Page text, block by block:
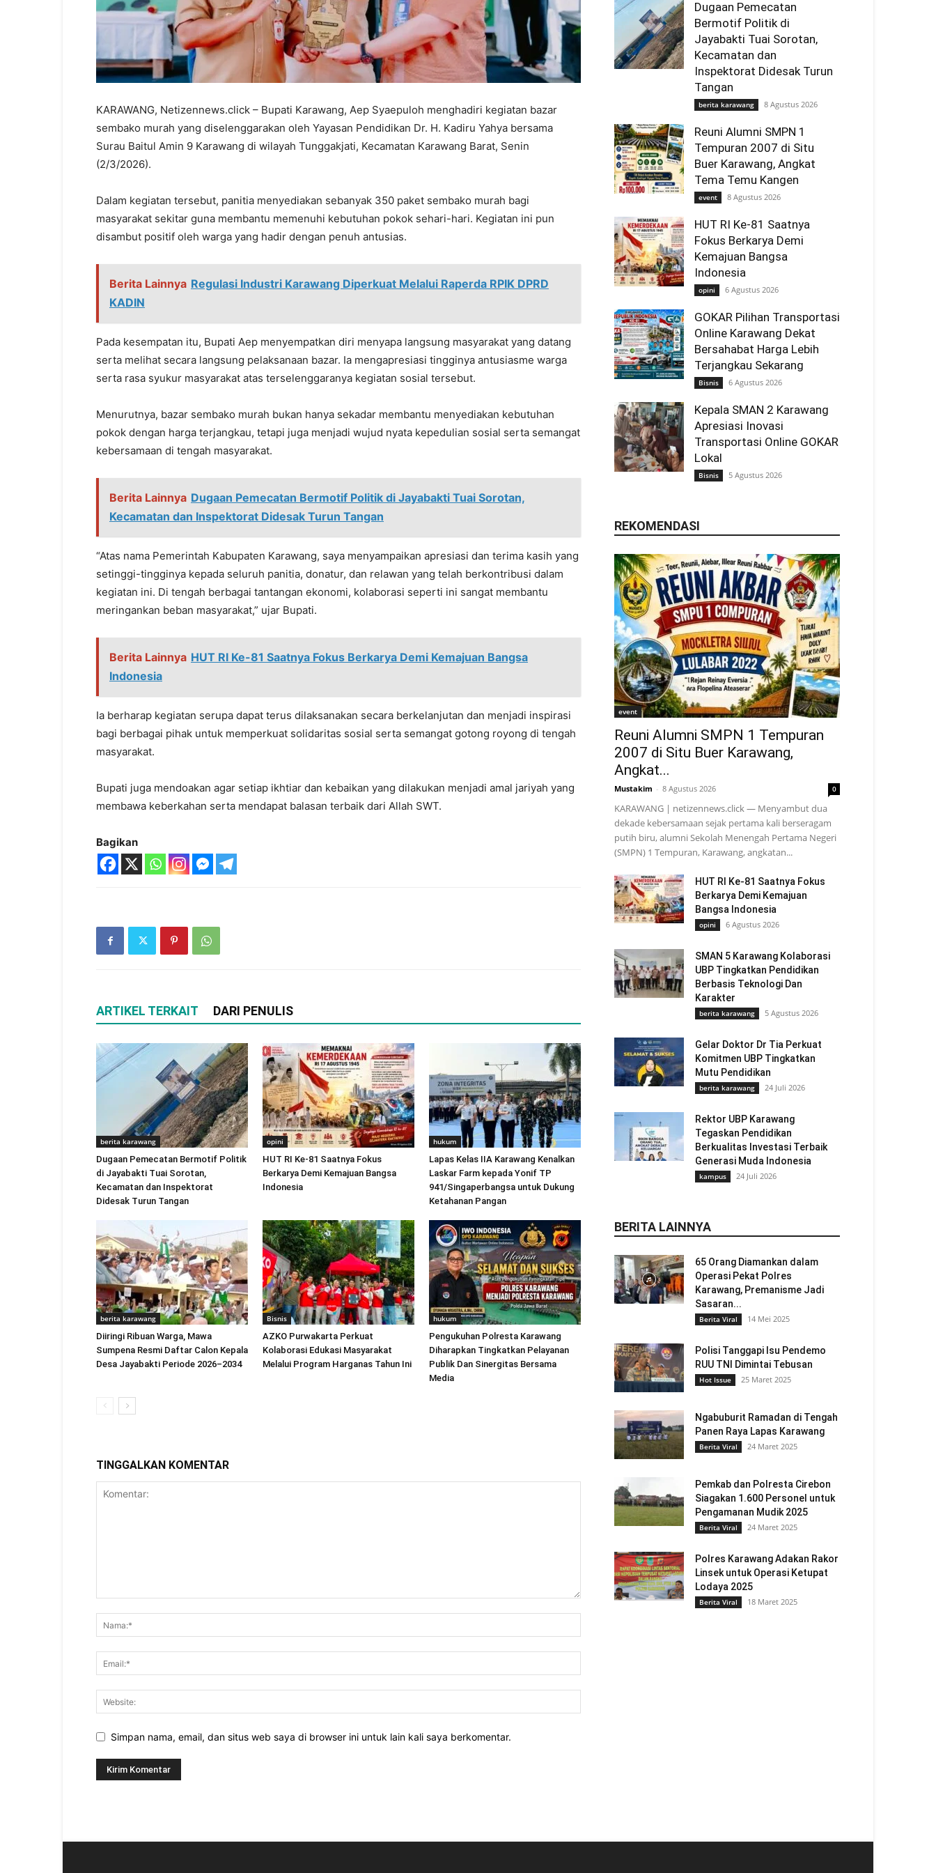
KARAWANG, Netizennews.click – Bupati Karawang, Aep Syaepuloh menghadiri kegiatan bazar
sembako murah yang diselenggarakan oleh Yayasan Pendidikan Dr. H. Kadiru Yahya bersama
Surau Baitul Amin 9 Karawang di wilayah Tunggakjati, Kecamatan Karawang Barat, Senin
(2/3/2026).
Dalam kegiatan tersebut, panitia menyediakan sebanyak 350 paket sembako murah bagi
masyarakat sekitar guna membantu memenuhi kebutuhan pokok sehari-hari. Kegiatan ini pun
disambut positif oleh warga yang hadir dengan penuh antusias.
Berita Lainnya Regulasi Industri Karawang Diperkuat Melalui Raperda RPIK DPRD
KADIN
Pada kesempatan itu, Bupati Aep menyempatkan diri menyapa langsung masyarakat yang datang
serta melihat secara langsung pelaksanaan bazar. Ia mengapresiasi tingginya antusiasme warga
serta rasa syukur masyarakat atas terselenggaranya kegiatan sosial tersebut.
Menurutnya, bazar sembako murah bukan hanya sekadar membantu menyediakan kebutuhan
pokok dengan harga terjangkau, tetapi juga menjadi wujud nyata kepedulian sosial serta semangat
kebersamaan di tengah masyarakat.
Berita Lainnya Dugaan Pemecatan Bermotif Politik di Jayabakti Tuai Sorotan,
Kecamatan dan Inspektorat Didesak Turun Tangan
“Atas nama Pemerintah Kabupaten Karawang, saya menyampaikan apresiasi dan terima kasih yang
setinggi-tingginya kepada seluruh panitia, donatur, dan relawan yang telah berkontribusi dalam
kegiatan ini. Di tengah berbagai tantangan ekonomi, kolaborasi seperti ini sangat membantu
meringankan beban masyarakat,” ujar Bupati.
Berita Lainnya HUT RI Ke-81 Saatnya Fokus Berkarya Demi Kemajuan Bangsa
Indonesia
Ia berharap kegiatan serupa dapat terus dilaksanakan secara berkelanjutan dan menjadi inspirasi
bagi berbagai pihak untuk memperkuat solidaritas sosial serta semangat gotong royong di tengah
masyarakat.
Bupati juga mendoakan agar setiap ikhtiar dan kebaikan yang dilakukan menjadi amal jariyah yang
membawa keberkahan serta mendapat balasan terbaik dari Allah SWT.
Bagikan
ARTIKEL TERKAIT DARI PENULIS
berita karawang
Dugaan Pemecatan Bermotif Politik
di Jayabakti Tuai Sorotan,
Kecamatan dan Inspektorat
Didesak Turun Tangan
opini
HUT RI Ke-81 Saatnya Fokus
Berkarya Demi Kemajuan Bangsa
Indonesia
hukum
Lapas Kelas IIA Karawang Kenalkan
Laskar Farm kepada Yonif TP
941/Singaperbangsa untuk Dukung
Ketahanan Pangan
berita karawang
Diiringi Ribuan Warga, Mawa
Sumpena Resmi Daftar Calon Kepala
Desa Jayabakti Periode 2026–2034
Bisnis
AZKO Purwakarta Perkuat
Kolaborasi Edukasi Masyarakat
Melalui Program Harganas Tahun Ini
hukum
Pengukuhan Polresta Karawang
Diharapkan Tingkatkan Pelayanan
Publik Dan Sinergitas Bersama
Media
TINGGALKAN KOMENTAR
Simpan nama, email, dan situs web saya di browser ini untuk lain kali saya berkomentar.
Dugaan Pemecatan
Bermotif Politik di
Jayabakti Tuai Sorotan,
Kecamatan dan
Inspektorat Didesak Turun
Tangan
berita karawang 8 Agustus 2026
Reuni Alumni SMPN 1
Tempuran 2007 di Situ
Buer Karawang, Angkat
Tema Temu Kangen
event 8 Agustus 2026
HUT RI Ke-81 Saatnya
Fokus Berkarya Demi
Kemajuan Bangsa
Indonesia
opini 6 Agustus 2026
GOKAR Pilihan Transportasi
Online Karawang Dekat
Bersahabat Harga Lebih
Terjangkau Sekarang
Bisnis 6 Agustus 2026
Kepala SMAN 2 Karawang
Apresiasi Inovasi
Transportasi Online GOKAR
Lokal
Bisnis 5 Agustus 2026
REKOMENDASI
event
Reuni Alumni SMPN 1 Tempuran
2007 di Situ Buer Karawang,
Angkat...
Mustakim - 8 Agustus 2026 0
KARAWANG | netizennews.click — Menyambut dua
dekade kebersamaan sejak pertama kali berseragam
putih biru, alumni Sekolah Menengah Pertama Negeri
(SMPN) 1 Tempuran, Karawang, angkatan...
HUT RI Ke-81 Saatnya Fokus
Berkarya Demi Kemajuan
Bangsa Indonesia
opini 6 Agustus 2026
SMAN 5 Karawang Kolaborasi
UBP Tingkatkan Pendidikan
Berbasis Teknologi Dan
Karakter
berita karawang 5 Agustus 2026
Gelar Doktor Dr Tia Perkuat
Komitmen UBP Tingkatkan
Mutu Pendidikan
berita karawang 24 Juli 2026
Rektor UBP Karawang
Tegaskan Pendidikan
Berkualitas Investasi Terbaik
Generasi Muda Indonesia
kampus 24 Juli 2026
BERITA LAINNYA
65 Orang Diamankan dalam
Operasi Pekat Polres
Karawang, Premanisme Jadi
Sasaran...
Berita Viral 14 Mei 2025
Polisi Tanggapi Isu Pendemo
RUU TNI Dimintai Tebusan
Hot Issue 25 Maret 2025
Ngabuburit Ramadan di Tengah
Panen Raya Lapas Karawang
Berita Viral 24 Maret 2025
Pemkab dan Polresta Cirebon
Siagakan 1.600 Personel untuk
Pengamanan Mudik 2025
Berita Viral 24 Maret 2025
Polres Karawang Adakan Rakor
Linsek untuk Operasi Ketupat
Lodaya 2025
Berita Viral 18 Maret 2025